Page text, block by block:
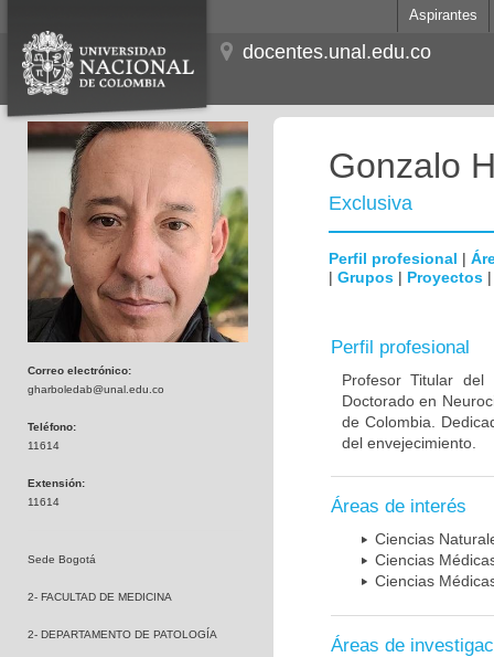
Aspirantes
docentes.unal.edu.co
Correo electrónico:
gharboledab@unal.edu.co
Teléfono:
11614
Extensión:
11614
Sede Bogotá
2- FACULTAD DE MEDICINA
2- DEPARTAMENTO DE PATOLOGÍA
Gonzalo
Exclusiva
Perfil profesional |
| Grupos | Proyectos
Perfil profesional
Profesor Titular
Doctorado en
de Colombia.
del envejecimiento.
Áreas de interés
Ciencias
Ciencias
Ciencias
Áreas de